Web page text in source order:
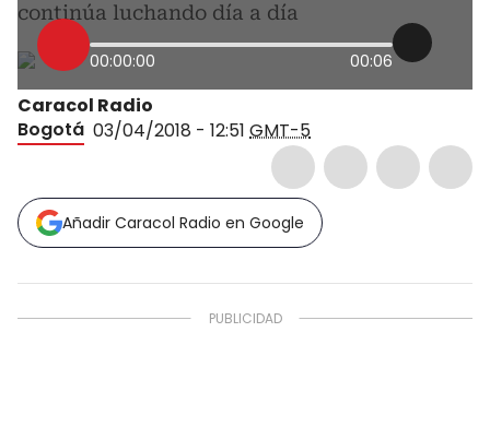
continúa luchando día a día
00:00:00 00:06
Caracol Radio
Bogotá 03/04/2018 - 12:51 GMT-5
Añadir Caracol Radio en Google